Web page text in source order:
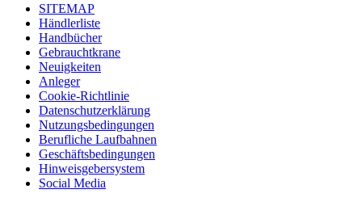
SITEMAP
Händlerliste
Handbücher
Gebrauchtkrane
Neuigkeiten
Anleger
Cookie-Richtlinie
Datenschutzerklärung
Nutzungsbedingungen
Berufliche Laufbahnen
Geschäftsbedingungen
Hinweisgebersystem
Social Media